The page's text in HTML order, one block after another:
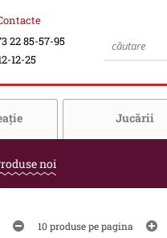
22 85-57-95
12-25
Jucării
noi
10 produse pe pagina